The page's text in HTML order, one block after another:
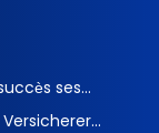
ses...